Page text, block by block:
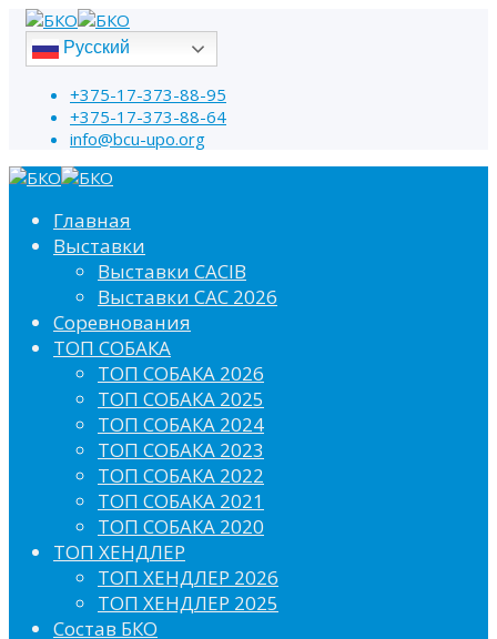
Русский
+375-17-373-88-95
+375-17-373-88-64
info@bcu-upo.org
Главная
Выставки
Выставки CACIB
Выставки САС 2026
Соревнования
ТОП СОБАКА
ТОП СОБАКА 2026
ТОП СОБАКА 2025
ТОП СОБАКА 2024
ТОП СОБАКА 2023
ТОП СОБАКА 2022
ТОП СОБАКА 2021
ТОП СОБАКА 2020
ТОП ХЕНДЛЕР
ТОП ХЕНДЛЕР 2026
ТОП ХЕНДЛЕР 2025
Состав БКО